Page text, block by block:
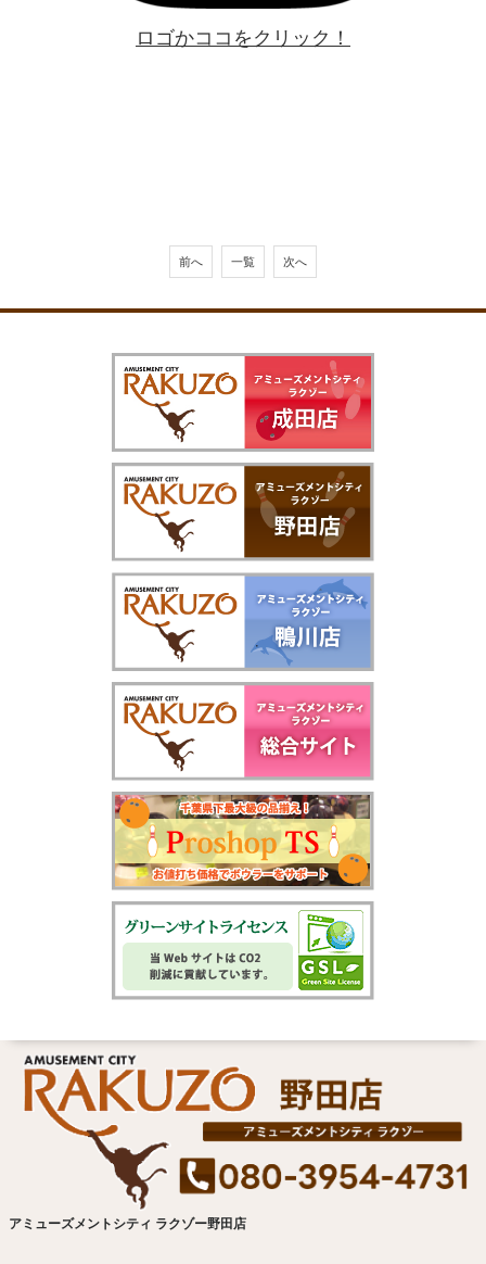
ロゴかココをクリック！
前へ 一覧 次へ
アミューズメントシティ ラクゾー野田店